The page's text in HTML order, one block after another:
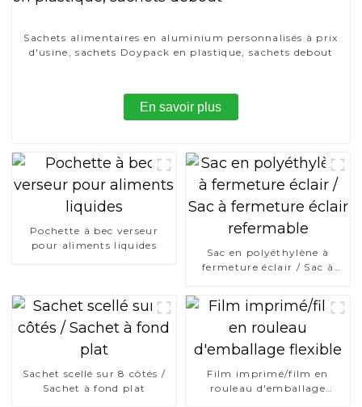
Sachets alimentaires en aluminium personnalisés à prix
d'usine, sachets Doypack en plastique, sachets debout
En savoir plus
Pochette à bec verseur
pour aliments liquides
Sac en polyéthylène à
fermeture éclair / Sac à
Sachet scellé sur 8 côtés /
Sachet à fond plat
Film imprimé/film en
rouleau d'emballage